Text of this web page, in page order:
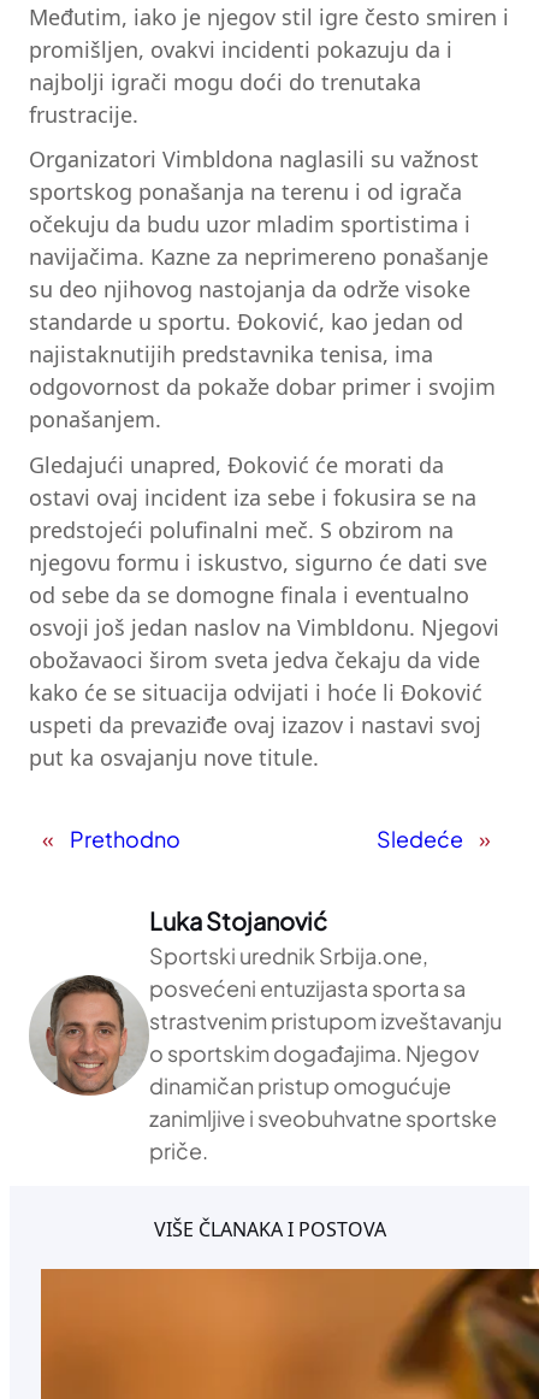
Međutim, iako je njegov stil igre često smiren i
promišljen, ovakvi incidenti pokazuju da i
najbolji igrači mogu doći do trenutaka
frustracije.
Organizatori Vimbldona naglasili su važnost
sportskog ponašanja na terenu i od igrača
očekuju da budu uzor mladim sportistima i
navijačima. Kazne za neprimereno ponašanje
su deo njihovog nastojanja da održe visoke
standarde u sportu. Đoković, kao jedan od
najistaknutijih predstavnika tenisa, ima
odgovornost da pokaže dobar primer i svojim
ponašanjem.
Gledajući unapred, Đoković će morati da
ostavi ovaj incident iza sebe i fokusira se na
predstojeći polufinalni meč. S obzirom na
njegovu formu i iskustvo, sigurno će dati sve
od sebe da se domogne finala i eventualno
osvoji još jedan naslov na Vimbldonu. Njegovi
obožavaoci širom sveta jedva čekaju da vide
kako će se situacija odvijati i hoće li Đoković
uspeti da prevaziđe ovaj izazov i nastavi svoj
put ka osvajanju nove titule.
« Prethodno Sledeće »
Luka Stojanović
Sportski urednik Srbija.one,
posvećeni entuzijasta sporta sa
strastvenim pristupom izveštavanju
o sportskim događajima. Njegov
dinamičan pristup omogućuje
zanimljive i sveobuhvatne sportske
priče.
VIŠE ČLANAKA I POSTOVA